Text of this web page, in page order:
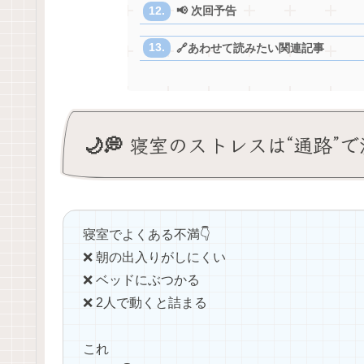
📢 次回予告
🔗あわせて読みたい関連記事
🌙💭 寝室のストレスは“通路”
寝室でよくある不満👇
❌ 朝の出入りがしにくい
❌ ベッドにぶつかる
❌ 2人で動くと詰まる
これ